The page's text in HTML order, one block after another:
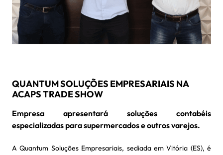
QUANTUM SOLUÇÕES EMPRESARIAIS NA
ACAPS TRADE SHOW
Empresa apresentará soluções contabéis
especializadas para supermercados e outros varejos.
A Quantum Soluções Empresariais, sediada em Vitória (ES), é